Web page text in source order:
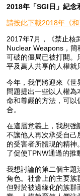
2018年「SGI日」紀念
請按此下載2018年《和
2017年7月，《禁止核
Nuclear Weapons，簡
可破的僵局已被打開。
平及萬人共享的人權就
今年，我們將迎來《世
問題提出一些以人權
命和尊嚴的方法，可以
合。
在這層意義上，我想強
不讓他人再次承受自己
的受害者所體現的精
了促使TPNW通過的推
我想討論的第二個主題
角色。社會上的主要族
但對於被邊緣化的族群